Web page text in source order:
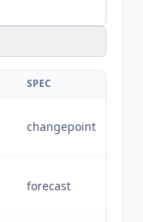
SPEC
changepoint
forecast